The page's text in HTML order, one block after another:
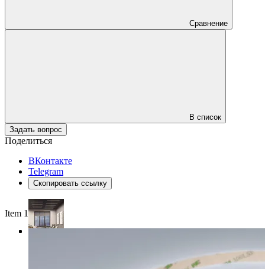
Сравнение
В список
Задать вопрос
Поделиться
ВКонтакте
Telegram
Скопировать ссылку
Item 1 of 4